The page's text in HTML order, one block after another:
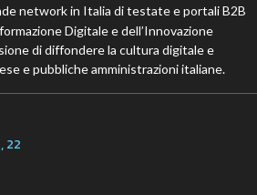
network in Italia di testate e portali B2B
Digitale e dell’Innovazione
di diffondere la cultura digitale e
e pubbliche amministrazioni italiane.
22